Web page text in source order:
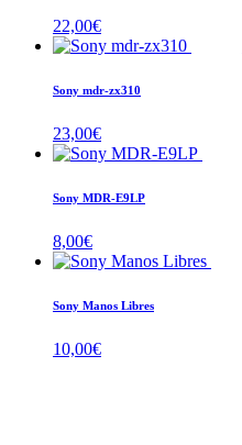
22,00€
Sony mdr-zx310
23,00€
Sony MDR-E9LP
8,00€
Sony Manos Libres
10,00€